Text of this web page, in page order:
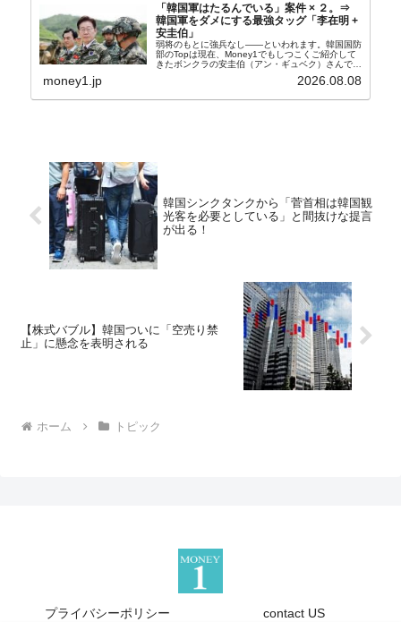
「韓国軍はたるんでいる」案件 × ２。⇒
韓国軍をダメにする最強タッグ「李在明 +
安圭伯」
弱将のもとに強兵なし――といわれます。韓国国防
部のTopは現在、Money1でもしつこくご紹介して
きたボンクラの安圭伯（アン・ギュベク）さんで
さんと「韓国初の文官上がり」の国防部長官安圭伯
money1.jp 2026.08.08
韓国シンクタンクから「菅首相は韓国観
光客を必要としている」と間抜けな提言
が出る！
【株式バブル】韓国ついに「空売り禁
止」に懸念を表明される
ホーム トピック
プライバシーポリシー contact US